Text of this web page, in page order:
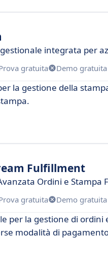
integrata per
gratuita Demo gratuita
la gestione della
Fulfillment
Ordini e Stampa
gratuita Demo gratuita
per la gestione di
modalità di